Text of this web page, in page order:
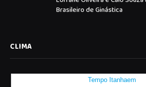
Brasileiro de Ginástica
CLIMA